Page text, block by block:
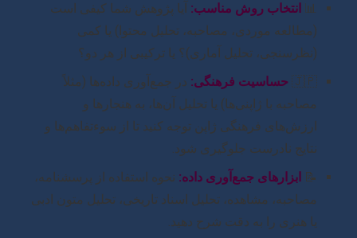
📊 انتخاب روش مناسب: آیا پژوهش شما کیفی است
(مطالعه موردی، مصاحبه، تحلیل محتوا) یا کمی
(نظرسنجی، تحلیل آماری)؟ یا ترکیبی از هر دو؟
🇯🇵 حساسیت فرهنگی: در جمع‌آوری داده‌ها (مثلاً
مصاحبه با ژاپنی‌ها) یا تحلیل آن‌ها، به هنجارها و
ارزش‌های فرهنگی ژاپن توجه کنید تا از سوءتفاهم‌ها و
نتایج نادرست جلوگیری شود.
📝 ابزارهای جمع‌آوری داده: نحوه استفاده از پرسشنامه،
مصاحبه، مشاهده، تحلیل اسناد تاریخی، تحلیل متون ادبی
یا هنری را به دقت شرح دهید.